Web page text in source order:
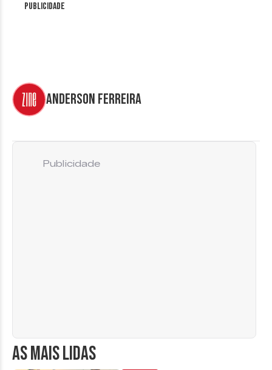
Publicidade
Anderson Ferreira
AS MAIS LIDAS
Publicidade